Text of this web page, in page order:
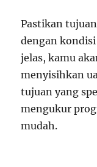
Pastikan
dengan
jelas, kamu
menyisihkan
tujuan yang
mengukur
mudah.